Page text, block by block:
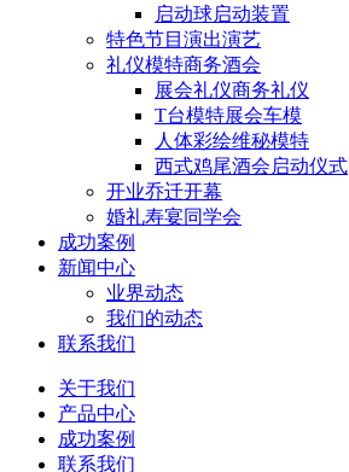
启动球启动装置
特色节目演出演艺
礼仪模特商务酒会
展会礼仪商务礼仪
T台模特展会车模
人体彩绘维秘模特
西式鸡尾酒会启动仪式
开业乔迁开幕
婚礼寿宴同学会
成功案例
新闻中心
业界动态
我们的动态
联系我们
关于我们
产品中心
成功案例
联系我们